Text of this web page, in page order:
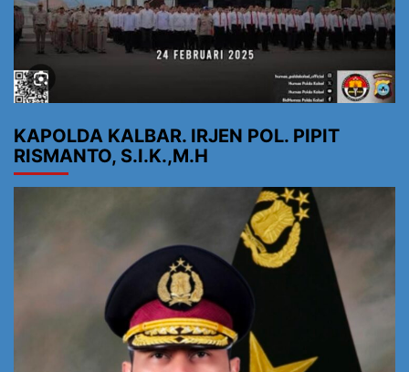
KAPOLDA KALBAR. IRJEN POL. PIPIT
RISMANTO, S.I.K.,M.H